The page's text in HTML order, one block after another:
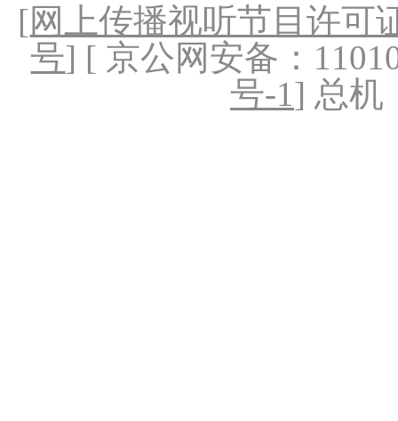
[网上传播视听节目许可
号] [ 京公网安备：
号-1] 总机